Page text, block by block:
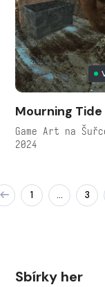
Mourning Tide
Game Art na
2024
1 … 3
Sbírky her